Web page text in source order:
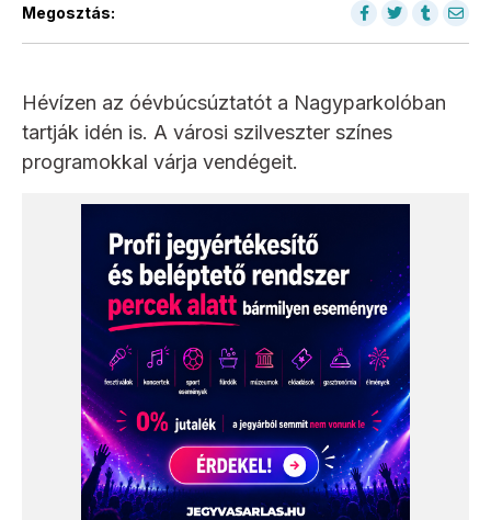
Megosztás:
Hévízen az óévbúcsúztatót a Nagyparkolóban
tartják idén is. A városi szilveszter színes
programokkal várja vendégeit.